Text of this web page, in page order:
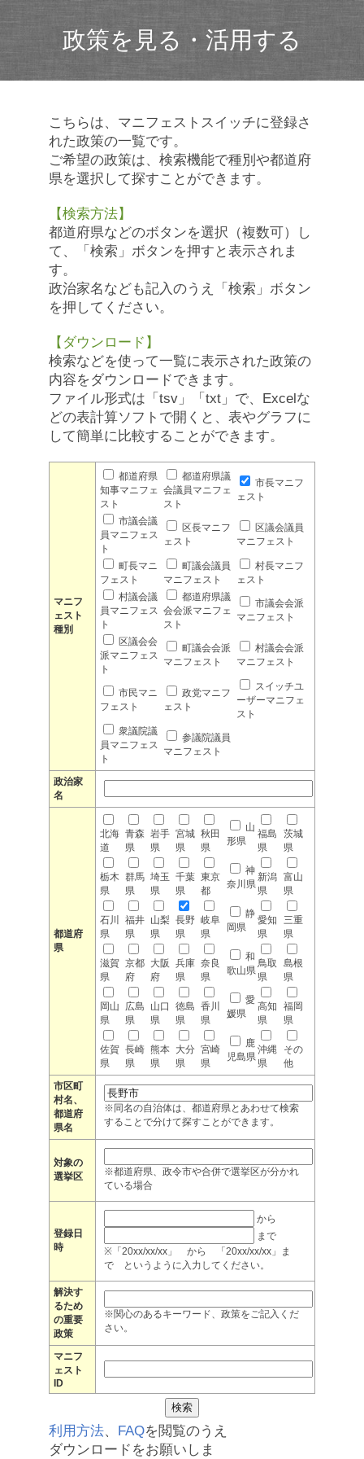
政策を見る・活用する
こちらは、マニフェストスイッチに登録さ
れた政策の一覧です。
ご希望の政策は、検索機能で種別や都道府
県を選択して探すことができます。
【検索方法】
都道府県などのボタンを選択（複数可）し
て、「検索」ボタンを押すと表示されま
す。
政治家名なども記入のうえ「検索」ボタン
を押してください。
【ダウンロード】
検索などを使って一覧に表示された政策の
内容をダウンロードできます。
ファイル形式は「tsv」「txt」で、Excelな
どの表計算ソフトで開くと、表やグラフに
して簡単に比較することができます。
マニフ
ェスト
種別
都道府県
知事マニフェ
スト
都道府県議
会議員マニフェ
スト
市長マニフ
ェスト
市議会議
員マニフェス
ト
区長マニフ
ェスト
区議会議員
マニフェスト
町長マニ
フェスト
町議会議員
マニフェスト
村長マニフ
ェスト
村議会議
員マニフェス
ト
都道府県議
会会派マニフェ
スト
市議会会派
マニフェスト
区議会会
派マニフェス
ト
町議会会派
マニフェスト
村議会会派
マニフェスト
市民マニ
フェスト
政党マニフ
ェスト
スイッチユ
ーザーマニフェ
スト
衆議院議
員マニフェス
ト
参議院議員
マニフェスト
政治家
名
都道府
県
北海
道
青森
県
岩手
県
宮城
県
秋田
県
山
形県
福島
県
茨城
県
栃木
県
群馬
県
埼玉
県
千葉
県
東京
都
神
奈川県
新潟
県
富山
県
石川
県
福井
県
山梨
県
長野
県
岐阜
県
静
岡県
愛知
県
三重
県
滋賀
県
京都
府
大阪
府
兵庫
県
奈良
県
和
歌山県
鳥取
県
島根
県
岡山
県
広島
県
山口
県
徳島
県
香川
県
愛
媛県
高知
県
福岡
県
佐賀
県
長崎
県
熊本
県
大分
県
宮崎
県
鹿
児島県
沖縄
県
その
他
市区町
村名、
都道府
県名
※同名の自治体は、都道府県とあわせて検索
することで分けて探すことができます。
対象の
選挙区
※都道府県、政令市や合併で選挙区が分かれ
ている場合
登録日
時
から
まで
※「20xx/xx/xx」 から 「20xx/xx/xx」ま
で というように入力してください。
解決す
るため
の重要
政策
※関心のあるキーワード、政策をご記入くだ
さい。
マニフ
ェスト
ID
利用方法、 FAQを閲覧のうえ
ダウンロードをお願いしま